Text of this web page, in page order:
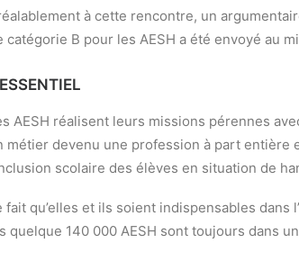
à cette rencontre, un
catégorie B pour les AESH a été envoyé au
AESH réalisent leurs missions pérennes
métier devenu une profession à part entière
scolaire des élèves en situation de
fait qu’elles et ils soient indispensables
quelque 140 000 AESH sont toujours dans